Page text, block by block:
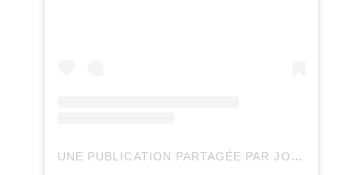
UNE PUBLICATION PARTAGÉE PAR JOLI JOLI DESIGN (@JOLIJOLIDESIGN)